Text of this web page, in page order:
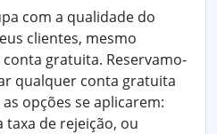
com a qualidade do
clientes, mesmo
gratuita. Reservamo-
qualquer conta gratuita
opções se aplicarem:
taxa de rejeição, ou